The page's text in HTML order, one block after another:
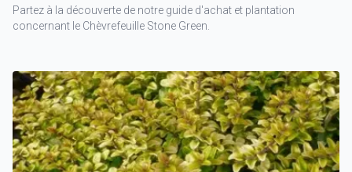
Partez à la découverte de notre guide d'achat et plantation
concernant le Chèvrefeuille Stone Green.